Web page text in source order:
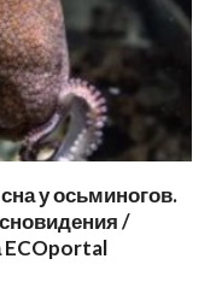
у осьминогов.
/
ECOportal